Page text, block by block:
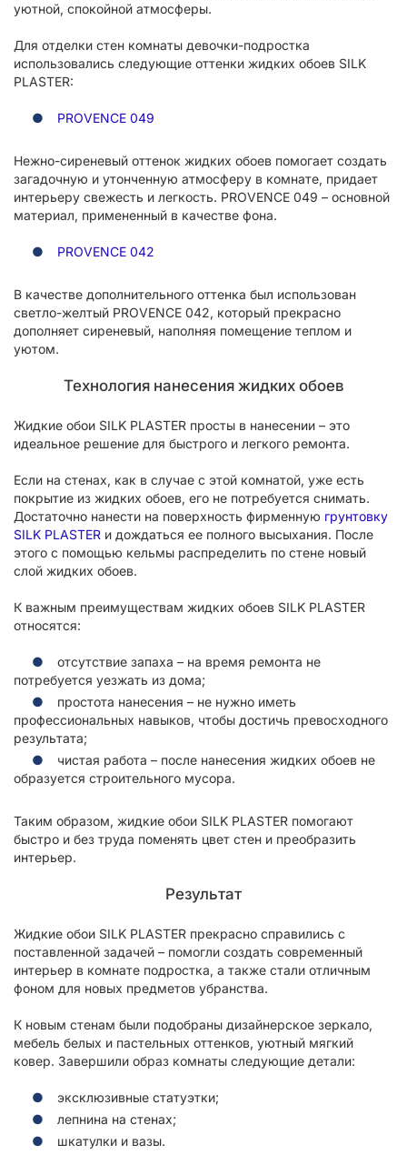
уютной, спокойной атмосферы.
Для отделки стен комнаты девочки-подростка
использовались следующие оттенки жидких обоев SILK
PLASTER:
PROVENCE 049
Нежно-сиреневый оттенок жидких обоев помогает создать
загадочную и утонченную атмосферу в комнате, придает
интерьеру свежесть и легкость. PROVENCE 049 – основной
материал, примененный в качестве фона.
PROVENCE 042
В качестве дополнительного оттенка был использован
светло-желтый PROVENCE 042, который прекрасно
дополняет сиреневый, наполняя помещение теплом и
уютом.
Технология нанесения жидких обоев
Жидкие обои SILK PLASTER просты в нанесении – это
идеальное решение для быстрого и легкого ремонта.
Если на стенах, как в случае с этой комнатой, уже есть
покрытие из жидких обоев, его не потребуется снимать.
Достаточно нанести на поверхность фирменную грунтовку
SILK PLASTER и дождаться ее полного высыхания. После
этого с помощью кельмы распределить по стене новый
слой жидких обоев.
К важным преимуществам жидких обоев SILK PLASTER
относятся:
отсутствие запаха – на время ремонта не
потребуется уезжать из дома;
простота нанесения – не нужно иметь
профессиональных навыков, чтобы достичь превосходного
результата;
чистая работа – после нанесения жидких обоев не
образуется строительного мусора.
Таким образом, жидкие обои SILK PLASTER помогают
быстро и без труда поменять цвет стен и преобразить
интерьер.
Результат
Жидкие обои SILK PLASTER прекрасно справились с
поставленной задачей – помогли создать современный
интерьер в комнате подростка, а также стали отличным
фоном для новых предметов убранства.
К новым стенам были подобраны дизайнерское зеркало,
мебель белых и пастельных оттенков, уютный мягкий
ковер. Завершили образ комнаты следующие детали:
эксклюзивные статуэтки;
лепнина на стенах;
шкатулки и вазы.